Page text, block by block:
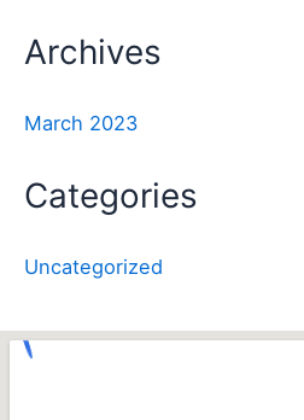
Archives
March 2023
Categories
Uncategorized